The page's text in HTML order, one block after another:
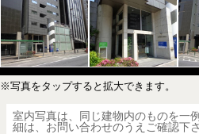
※写真をタップすると拡大できます。
室内写真は、同じ建物内のものを一
細は、お問い合わせのうえご確認下さ